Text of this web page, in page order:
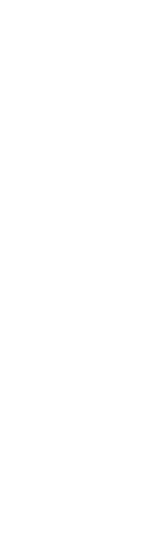
By continuing to
you can access our